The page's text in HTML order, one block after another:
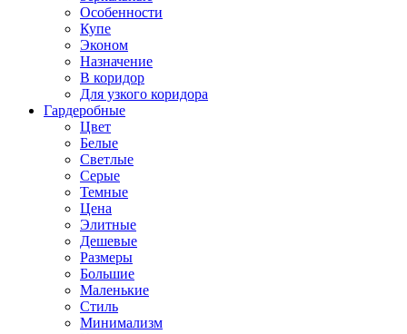
Особенности
Купе
Эконом
Назначение
В коридор
Для узкого коридора
Гардеробные
Цвет
Белые
Светлые
Серые
Темные
Цена
Элитные
Дешевые
Размеры
Большие
Маленькие
Стиль
Минимализм